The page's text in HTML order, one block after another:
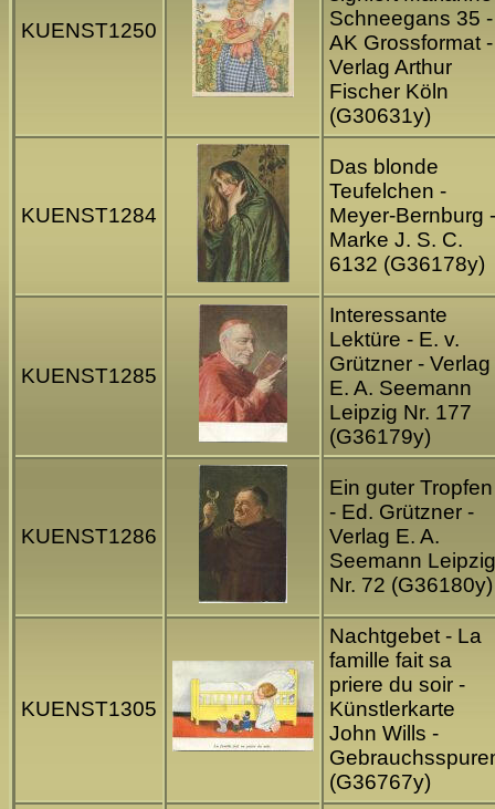
KUENST1250
Schneegans 35 -
AK Grossformat -
Verlag Arthur
Fischer Köln
(G30631y)
KUENST1284
Das blonde
Teufelchen -
Meyer-Bernburg -
Marke J. S. C.
6132 (G36178y)
KUENST1285
Interessante
Lektüre - E. v.
Grützner - Verlag
E. A. Seemann
Leipzig Nr. 177
(G36179y)
KUENST1286
Ein guter Tropfen
- Ed. Grützner -
Verlag E. A.
Seemann Leipzig
Nr. 72 (G36180y)
KUENST1305
Nachtgebet - La
famille fait sa
priere du soir -
Künstlerkarte
John Wills -
(G36767y)